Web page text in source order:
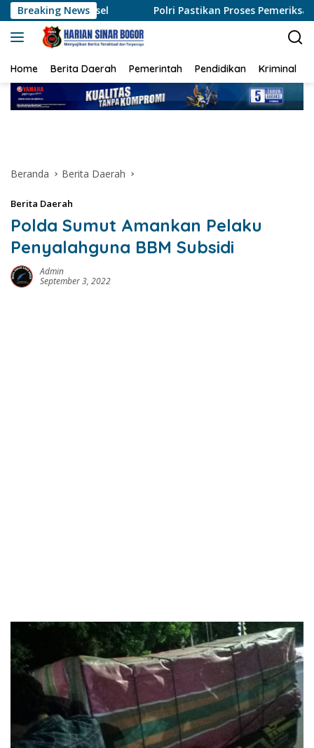
Langsung
ke
konten
Breaking News
Polri Pastikan Proses Pemeriksaan Personel di Aceh
Home Berita Daerah Pemerintah Pendidikan Kriminal
Beranda Berita Daerah
Berita Daerah
Polda Sumut Amankan Pelaku
Penyalahguna BBM Subsidi
Admin
September 3, 2022